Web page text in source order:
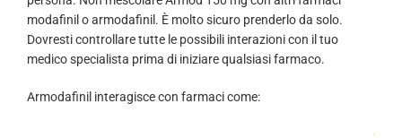
modafinil o armodafinil. È molto sicuro prenderlo da solo.
Dovresti controllare tutte le possibili interazioni con il tuo
medico specialista prima di iniziare qualsiasi farmaco.
Armodafinil interagisce con farmaci come:
.